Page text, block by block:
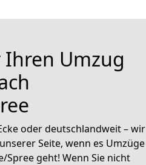
Ihren Umzug
oder deutschlandweit – wir
Seite, wenn es Umzüge
geht! Wenn Sie nicht